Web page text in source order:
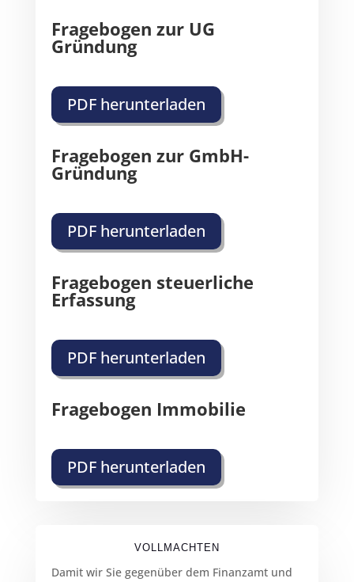
Fragebogen zur UG
Gründung
PDF herunterladen
Fragebogen zur GmbH-
Gründung
PDF herunterladen
Fragebogen steuerliche
Erfassung
PDF herunterladen
Fragebogen Immobilie
PDF herunterladen
VOLLMACHTEN
Damit wir Sie gegenüber dem Finanzamt und